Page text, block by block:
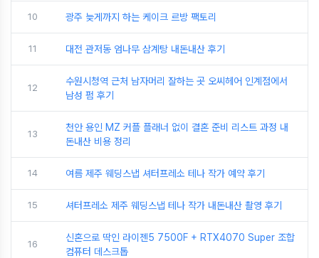
10 광주 늦게까지 하는 케이크 르방 팩토리
11 대전 관저동 엄나무 삼계탕 내돈내산 후기
12
수원시청역 근처 남자머리 잘하는 곳 오씨헤어 인계점에서
남성 펌 후기
13
천안 용인 MZ 커플 플래너 없이 결혼 준비 리스트 과정 내
돈내산 비용 정리
14 여름 제주 웨딩스냅 셔터프레소 테나 작가 예약 후기
15 셔터프레소 제주 웨딩스냅 테나 작가 내돈내산 촬영 후기
16
신혼으로 딱인 라이젠5 7500F + RTX4070 Super 조합
컴퓨터 데스크톱